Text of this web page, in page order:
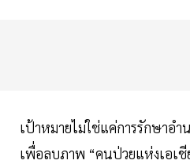
เป้าหมายไม่ใช่แค่การรักษาอ
เพื่อลบภาพ “คนป่วยแห่งเอเชี